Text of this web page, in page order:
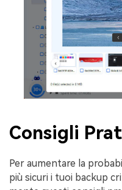
Consigli
Per aumentare la
più sicuri i tuoi backup